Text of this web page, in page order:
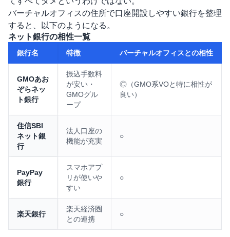
バーチャルオフィスの住所で口座開設しやすい銀行を整理
すると、以下のようになる。
ネット銀行の相性一覧
銀行名 特徴 バーチャルオフィスとの相性
GMOあお
ぞらネッ
ト銀行
振込手数料
が安い・
GMOグル
ープ
◎（GMO系VOと特に相性が
良い）
住信SBI
ネット銀
行
法人口座の
機能が充実
○
PayPay
銀行
スマホアプ
リが使いや
すい
○
楽天銀行
楽天経済圏
との連携
○